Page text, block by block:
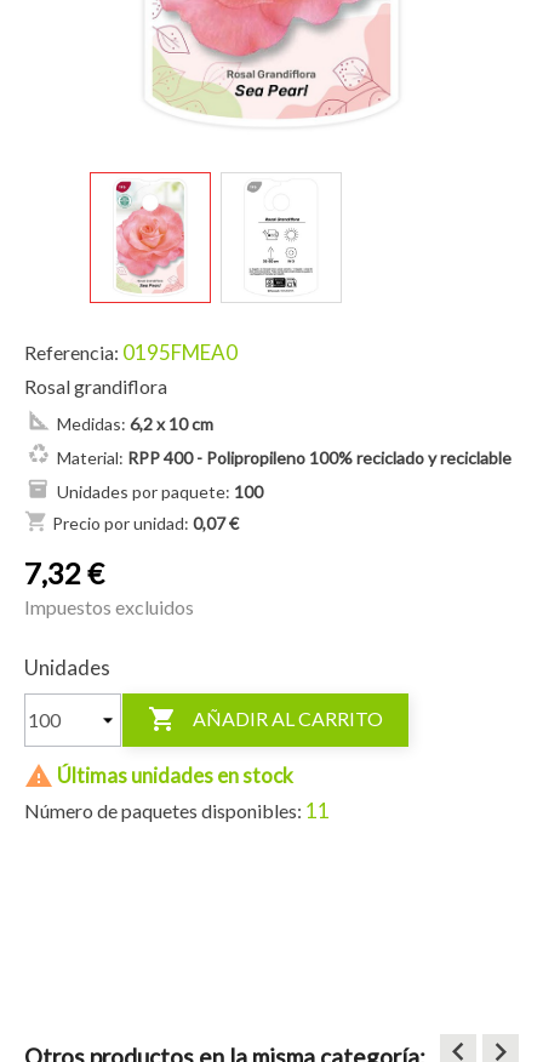
Referencia: 0195FMEA0
Rosal grandiflora
Medidas: 6,2 x 10 cm
Material: RPP 400 - Polipropileno 100% reciclado y reciclable
Unidades por paquete: 100
shopping_cart Precio por unidad: 0,07 €
7,32 €
Impuestos excluidos
Unidades
 AÑADIR AL CARRITO
 Últimas unidades en stock
Número de paquetes disponibles: 11
keyboard_arrow_left keyboard_arrow_right